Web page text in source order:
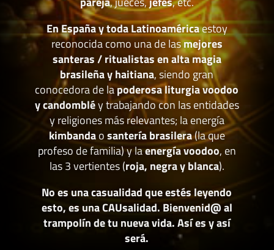
En España y toda Latinoaméricaestoy
reconocida como una de lasmejores
santeras / ritualistas en alta magia
brasileña y haitiana, siendo gran
conocedora de lapoderosa liturgia voodoo
y candombléy trabajando con las entidades
y religiones más relevantes; la energía
kimbandaosantería brasilera(la que
profeso de familia) y laenergía voodoo, en
las 3 vertientes (roja, negra y blanca).
No es una casualidad que estés leyendo
esto, es una CAUsalidad. Bienvenid@ al
trampolín de tu nueva vida. Así es y así
será.